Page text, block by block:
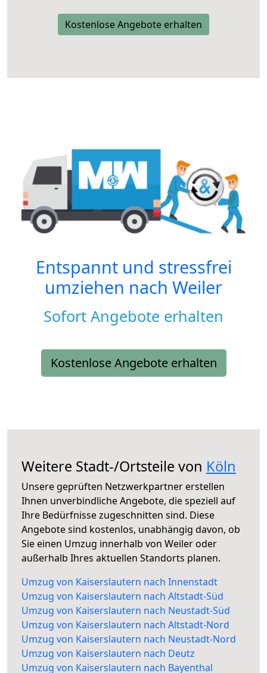
Kostenlose Angebote erhalten
Entspannt und stressfrei
umziehen nach Weiler
Sofort Angebote erhalten
Kostenlose Angebote erhalten
Weitere Stadt-/Ortsteile von Köln
Unsere geprüften Netzwerkpartner erstellen
Ihnen unverbindliche Angebote, die speziell auf
Ihre Bedürfnisse zugeschnitten sind. Diese
Angebote sind kostenlos, unabhängig davon, ob
Sie einen Umzug innerhalb von Weiler oder
außerhalb Ihres aktuellen Standorts planen.
Umzug von Kaiserslautern nach Innenstadt
Umzug von Kaiserslautern nach Altstadt-Süd
Umzug von Kaiserslautern nach Neustadt-Süd
Umzug von Kaiserslautern nach Altstadt-Nord
Umzug von Kaiserslautern nach Neustadt-Nord
Umzug von Kaiserslautern nach Deutz
Umzug von Kaiserslautern nach Bayenthal